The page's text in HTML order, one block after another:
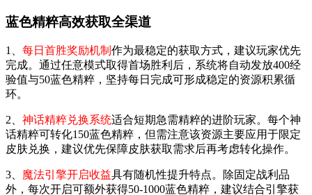
蓝色精粹高效获取全渠道
1、 每日首胜奖励机制 作为最稳定的获取方式，建议玩家优先
完成。通过任意模式取得首场胜利后，系统将自动发放400经
验值与50蓝色精粹，坚持每日完成可形成稳定的资源积累循
环。
2、 神话精粹兑换系统适合短期急需精粹的进阶玩家。每个神
话精粹可转化150蓝色精粹，但需注意该资源主要应用于限定
皮肤兑换，建议优先保障皮肤获取需求后再考虑转化操作。
3、 魔法引擎开启收益具有随机性提升特点。除固定战利品
外，每次开启可额外获得50-1000蓝色精粹，建议结合引擎获